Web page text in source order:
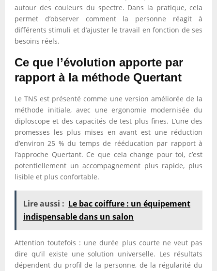
autour des couleurs du spectre. Dans la pratique, cela
permet d’observer comment la personne réagit à
différents stimuli et d’ajuster le travail en fonction de ses
besoins réels.
Ce que l’évolution apporte par
rapport à la méthode Quertant
Le TNS est présenté comme une version améliorée de la
méthode initiale, avec une ergonomie modernisée du
diploscope et des capacités de test plus fines. L’une des
promesses les plus mises en avant est une réduction
d’environ 25 % du temps de rééducation par rapport à
l’approche Quertant. Ce que cela change pour toi, c’est
potentiellement un accompagnement plus rapide, plus
lisible et plus confortable.
Lire aussi : Le bac coiffure : un équipement
indispensable dans un salon
Attention toutefois : une durée plus courte ne veut pas
dire qu’il existe une solution universelle. Les résultats
dépendent du profil de la personne, de la régularité du